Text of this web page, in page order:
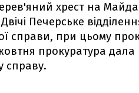
хрест на
Печерське
справи, при цьому
жовтня прокуратура
справу.